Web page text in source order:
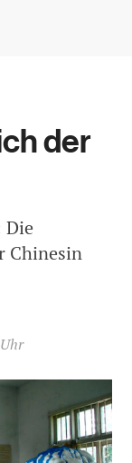
der
Die
Chinesin